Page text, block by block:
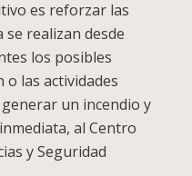
es reforzar las
se realizan desde
los posibles
o las actividades
un incendio y
al Centro
y Seguridad